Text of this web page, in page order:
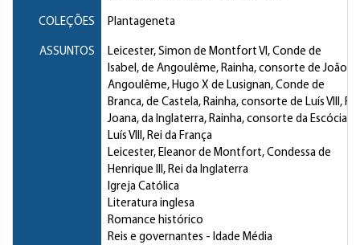
COLEÇÕES Plantageneta
ASSUNTOS
Leicester, Simon de Montfort VI, Conde de
Isabel, de Angoulême, Rainha, consorte de João,
Angoulême, Hugo X de Lusignan, Conde de
Branca, de Castela, Rainha, consorte de Luís VIII,
Joana, da Inglaterra, Rainha, consorte da Escócia
Luís VIII, Rei da França
Leicester, Eleanor de Montfort, Condessa de
Henrique III, Rei da Inglaterra
Igreja Católica
Literatura inglesa
Romance histórico
Reis e governantes - Idade Média